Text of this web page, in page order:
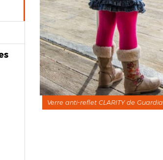
Verre anti-reflet CLARITY de